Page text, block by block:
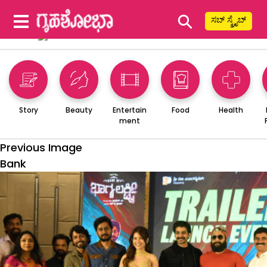
⚲ ಸಬ್ ಸ್ಕ್ರೈಬ್
Story Beauty
Entertain
ment
Food Health
Previous Image
Bank